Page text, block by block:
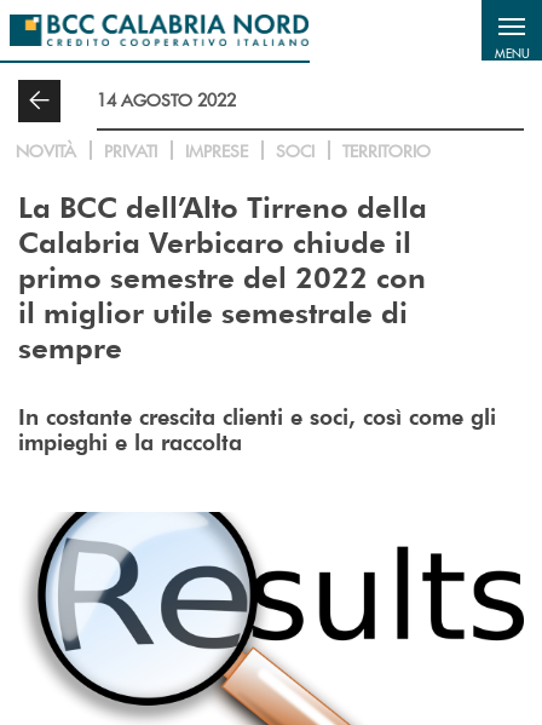
Salta al contenuto principale
MENU
14 AGOSTO 2022
NOVITÀ PRIVATI IMPRESE SOCI TERRITORIO
La BCC dell’Alto Tirreno della
Calabria Verbicaro chiude il
primo semestre del 2022 con
il miglior utile semestrale di
sempre
In costante crescita clienti e soci, così come gli
impieghi e la raccolta